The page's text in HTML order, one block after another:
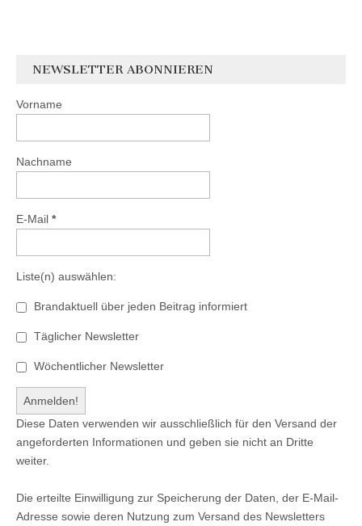
NEWSLETTER ABONNIEREN
Vorname
Nachname
E-Mail *
Liste(n) auswählen:
Brandaktuell über jeden Beitrag informiert
Täglicher Newsletter
Wöchentlicher Newsletter
Diese Daten verwenden wir ausschließlich für den Versand der
angeforderten Informationen und geben sie nicht an Dritte
weiter.
Die erteilte Einwilligung zur Speicherung der Daten, der E-Mail-
Adresse sowie deren Nutzung zum Versand des Newsletters